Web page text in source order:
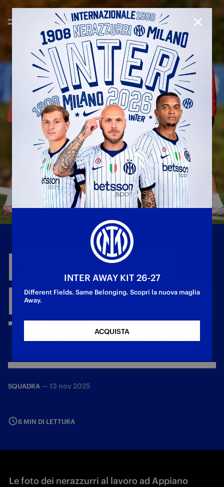
L'ALLENAMENTO
DELL'INTERALBPER
TRAININGCENTRE
SQUADRA — 13 nov 2025
6 MIN DI LETTURA
Le foto dei nerazzurri al lavoro ad Appiano
INTER AWAY KIT 26-27
Different Fields. Same Belonging. Scopri la nuova maglia
Away.
ACQUISTA